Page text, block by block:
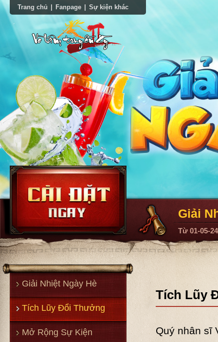
Trang chủ Fanpage Sự kiện khác
Giải Nhiệt Ngày Hè
Tích Lũy Đổi Thưởng
Mở Rộng Sự Kiện
Giải
Từ 01-05-24
Tích Lũy
Quý nhân sĩ